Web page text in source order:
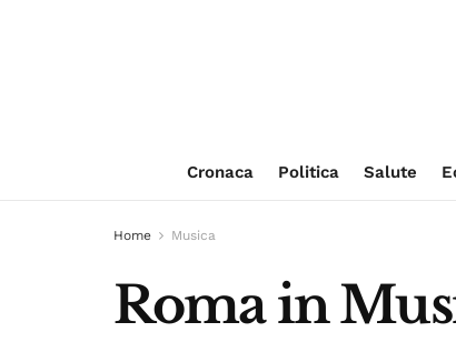
Cronaca Politica Salute
Home Musica
Roma in